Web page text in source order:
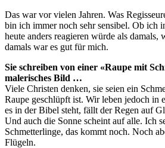
Das war vor vielen Jahren. Was
bin ich immer noch sehr sensibel. Ob ich
heute anders reagieren würde als damals,
damals war es gut für mich.
Sie schreiben von einer «Raupe mit
malerisches Bild …
Viele Christen denken, sie seien ein
Raupe geschlüpft ist. Wir leben jedoch in
es in der Bibel steht, fällt der Regen auf
Und auch die Sonne scheint auf alle. Ich
Schmetterlinge, das kommt noch. Noch
Flügeln.